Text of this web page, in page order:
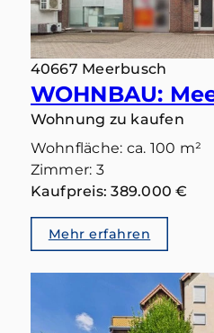
40667 Meerbusch
Wohnung zu kaufen
Wohnfläche: ca. 100 m²
Zimmer: 3
Kaufpreis: 389.000 €
Mehr erfahren